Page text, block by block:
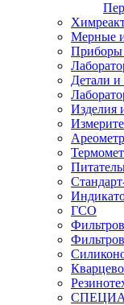
Мерные
Приборы
Детали и
Изделия
ГСО